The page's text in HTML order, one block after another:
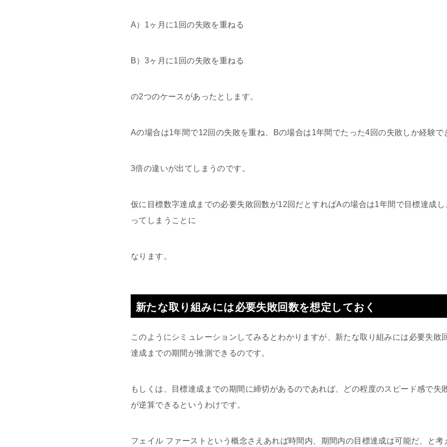
A）1ヶ月に1回の失敗を重ねる
B）3ヶ月に1回の失敗を重ねる
の2つのケースがあったとします。
Aの場合は1年間で12回の失敗を重ね、Bの場合は1年間でたった4回の失敗しか経験で
3倍の違いが出てしまうのです。
仮に目標数字達成までの必要失敗回数が12回だとすればAの場合は1年間で目標達成
ってしまうことに
なります。
新たな取り組みには必要失敗回数を想定しておく
このようにシミュレーションしてみるとわかりますが、新たな取り組みには必要失敗
達成までの期間が推測できるのです。
もしくは、目標達成までの期間に締切があるのであれば、どの程度のスピード感で失
が逆算できるというわけです。
フェイル ファーストという概念さえあれば時間内、期間内の目標達成は可能だ、と考